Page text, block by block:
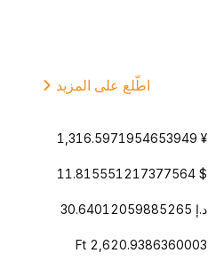
اطّلع على المزيد
¥ 1,316.5971954653949
$ 11.815551217377564
د.إ 30.64012059885265
Ft 2,620.9386360003